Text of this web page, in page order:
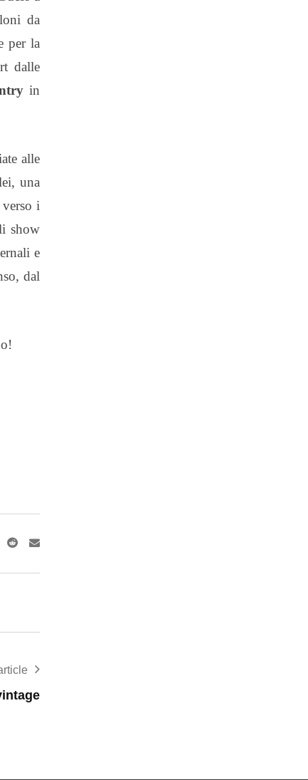
da
per la
dalle
in
alle
una
i
show
e
dal
Pinterest
RedditShare